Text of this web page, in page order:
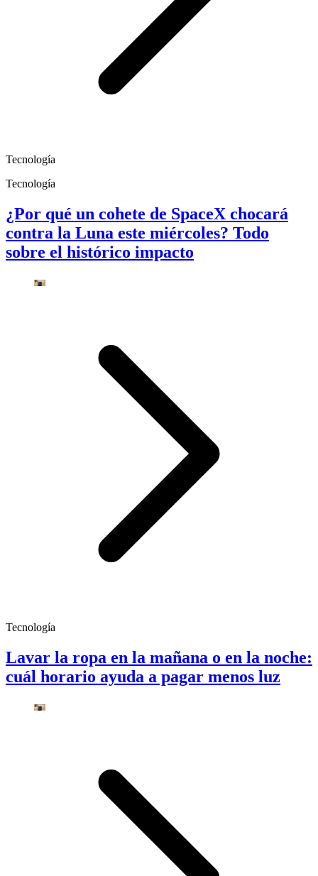
Tecnología
Tecnología
¿Por qué un cohete de SpaceX chocará
contra la Luna este miércoles? Todo
sobre el histórico impacto
Tecnología
Lavar la ropa en la mañana o en la noche:
cuál horario ayuda a pagar menos luz